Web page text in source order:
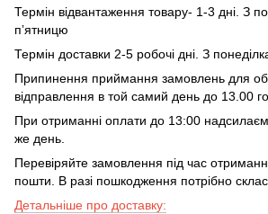
Термін відвантаження товару- 1-3 дні. З
пʼятницю
Термін доставки 2-5 робочі дні. З
Припинення приймання замовлень для
відправлення в той самий день до 13.00
При отриманні оплати до 13:00
же день.
Перевіряйте замовлення під час
пошти. В разі пошкодження потрібно
Детальніше про доставку: